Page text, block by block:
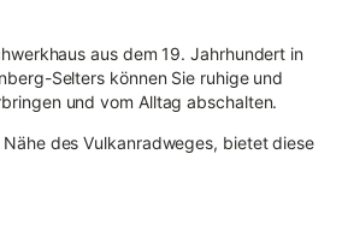
aus dem 19. Jahrhundert in
Selters können Sie ruhige und
und vom Alltag abschalten.
des Vulkanradweges, bietet diese
andere Reisende in der Umgebung.